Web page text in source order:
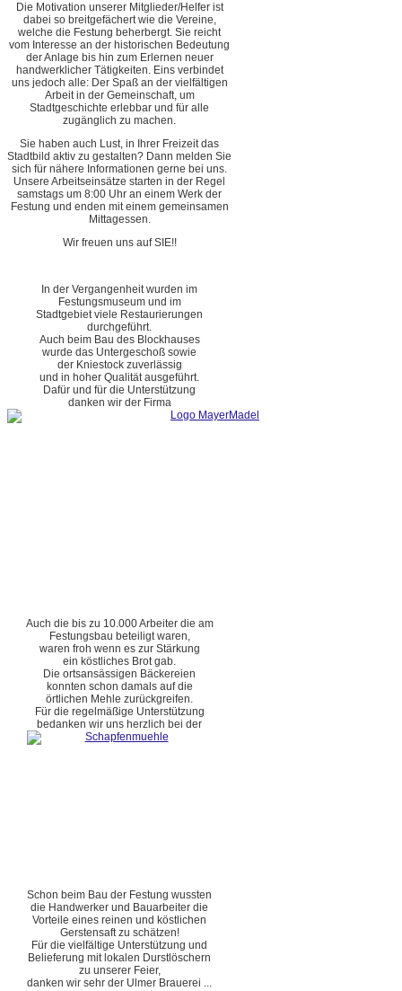
Die Motivation unserer Mitglieder/Helfer ist
dabei so breitgefächert wie die Vereine,
welche die Festung beherbergt. Sie reicht
vom Interesse an der historischen Bedeutung
der Anlage bis hin zum Erlernen neuer
handwerklicher Tätigkeiten. Eins verbindet
uns jedoch alle: Der Spaß an der vielfältigen
Arbeit in der Gemeinschaft, um
Stadtgeschichte erlebbar und für alle
zugänglich zu machen.
Sie haben auch Lust, in Ihrer Freizeit das
Stadtbild aktiv zu gestalten? Dann melden Sie
sich für nähere Informationen gerne bei uns.
Unsere Arbeitseinsätze starten in der Regel
samstags um 8:00 Uhr an einem Werk der
Festung und enden mit einem gemeinsamen
Mittagessen.
Wir freuen uns auf SIE!!
In der Vergangenheit wurden im
Festungsmuseum und im
Stadtgebiet viele Restaurierungen
durchgeführt.
Auch beim Bau des Blockhauses
wurde das Untergeschoß sowie
der Kniestock zuverlässig
und in hoher Qualität ausgeführt.
Dafür und für die Unterstützung
danken wir der Firma
Auch die bis zu 10.000 Arbeiter die am
Festungsbau beteiligt waren,
waren froh wenn es zur Stärkung
ein köstliches Brot gab.
Die ortsansässigen Bäckereien
konnten schon damals auf die
örtlichen Mehle zurückgreifen.
Für die regelmäßige Unterstützung
bedanken wir uns herzlich bei der
Schon beim Bau der Festung wussten
die Handwerker und Bauarbeiter die
Vorteile eines reinen und köstlichen
Gerstensaft zu schätzen!
Für die vielfältige Unterstützung und
Belieferung mit lokalen Durstlöschern
zu unserer Feier,
danken wir sehr der Ulmer Brauerei ...